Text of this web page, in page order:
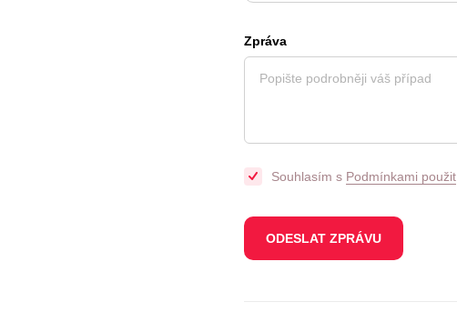
Zpráva
Souhlasím s Podmínkami použit